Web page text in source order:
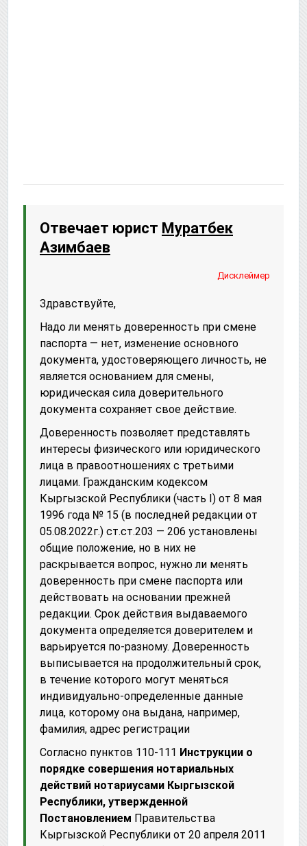
Отвечает юрист Муратбек
Азимбаев
Дисклеймер
Здравствуйте,
Надо ли менять доверенность при смене
паспорта — нет, изменение основного
документа, удостоверяющего личность, не
является основанием для смены,
юридическая сила доверительного
документа сохраняет свое действие.
Доверенность позволяет представлять
интересы физического или юридического
лица в правоотношениях с третьими
лицами. Гражданским кодексом
Кыргызской Республики (часть I) от 8 мая
1996 года № 15 (в последней редакции от
05.08.2022г.) ст.ст.203 — 206 установлены
общие положение, но в них не
раскрывается вопрос, нужно ли менять
доверенность при смене паспорта или
действовать на основании прежней
редакции. Срок действия выдаваемого
документа определяется доверителем и
варьируется по-разному. Доверенность
выписывается на продолжительный срок,
в течение которого могут меняться
индивидуально-определенные данные
лица, которому она выдана, например,
фамилия, адрес регистрации
Согласно пунктов 110-111 Инструкции о
порядке совершения нотариальных
действий нотариусами Кыргызской
Республики, утвержденной
Постановлением Правительства
Кыргызской Республики от 20 апреля 2011